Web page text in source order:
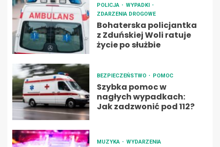
POLICJA
WYPADKI
ZDARZENIA DROGOWE
Bohaterska policjantka
z Zduńskiej Woli ratuje
życie po służbie
BEZPIECZEŃSTWO POMOC
Szybka pomoc w
nagłych wypadkach:
Jak zadzwonić pod 112?
MUZYKA WYDARZENIA